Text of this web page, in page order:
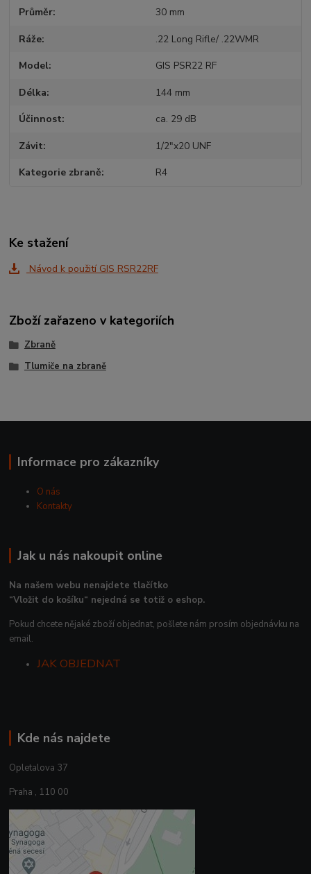
Průměr 30 mm
Ráže .22 Long Rifle/ .22WMR
Model GIS PSR22 RF
Délka 144 mm
Účinnost ca. 29 dB
Závit 1/2"x20 UNF
Kategorie zbraně R4
Ke stažení
Návod k použití GIS RSR22RF
Zboží zařazeno v kategoriích
Zbraně
Tlumiče na zbraně
Informace pro zákazníky
O nás
Kontakty
Jak u nás nakoupit online
Na našem webu nenajdete tlačítko
“Vložit do košíku“ nejedná se totiž o eshop.
Pokud chcete nějaké zboží objednat, pošlete nám prosím objednávku na
email.
JAK OBJEDNAT
Kde nás najdete
Opletalova 37
Praha , 110 00